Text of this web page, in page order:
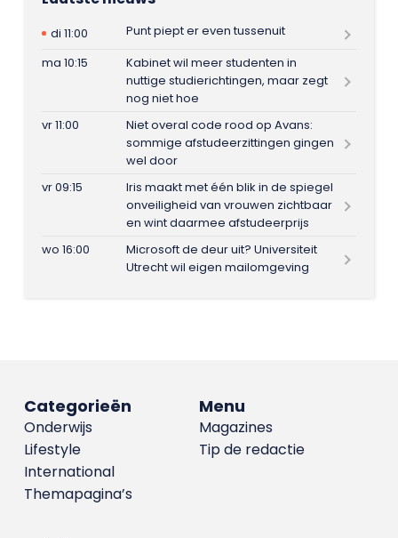
di 11:00
Punt piept er even tussenuit
ma 10:15
Kabinet wil meer studenten in
nuttige studierichtingen, maar zegt
nog niet hoe
vr 11:00
Niet overal code rood op Avans:
sommige afstudeerzittingen gingen
wel door
vr 09:15
Iris maakt met één blik in de spiegel
onveiligheid van vrouwen zichtbaar
en wint daarmee afstudeerprijs
wo 16:00
Microsoft de deur uit? Universiteit
Utrecht wil eigen mailomgeving
Menu
Magazines
Tip de redactie
Categorieën
Onderwijs
Lifestyle
International
Themapagina’s